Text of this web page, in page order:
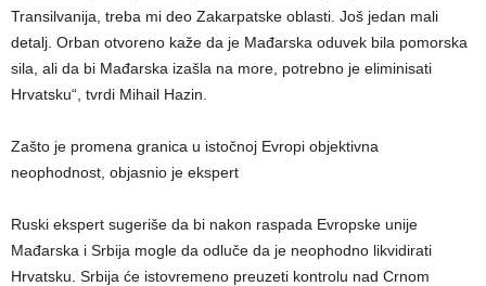
Transilvanija, treba mi deo Zakarpatske oblasti. Još jedan mali
detalj. Orban otvoreno kaže da je Mađarska oduvek bila pomorska
sila, ali da bi Mađarska izašla na more, potrebno je eliminisati
Hrvatsku“, tvrdi Mihail Hazin.
Zašto je promena granica u istočnoj Evropi objektivna
neophodnost, objasnio je ekspert
Ruski ekspert sugeriše da bi nakon raspada Evropske unije
Mađarska i Srbija mogle da odluče da je neophodno likvidirati
Hrvatsku. Srbija će istovremeno preuzeti kontrolu nad Crnom